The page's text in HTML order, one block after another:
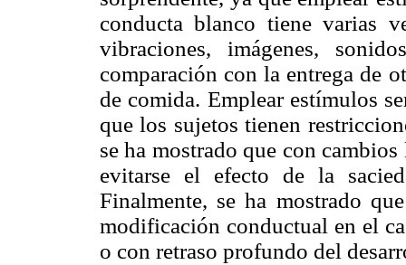
conducta blanco tiene varias
vibraciones, imágenes,
comparación con la entrega de
de comida. Emplear estímulos
que los sujetos tienen
se ha mostrado que con
evitarse el efecto de la
Finalmente, se ha mostrado
modificación conductual en el
o con retraso profundo del